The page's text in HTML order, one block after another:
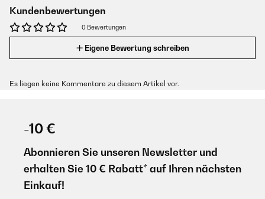
Kundenbewertungen
0 Bewertungen
Eigene Bewertung schreiben
Es liegen keine Kommentare zu diesem Artikel vor.
-10 €
Abonnieren Sie unseren Newsletter und
erhalten Sie 10 € Rabatt* auf Ihren nächsten
Einkauf!